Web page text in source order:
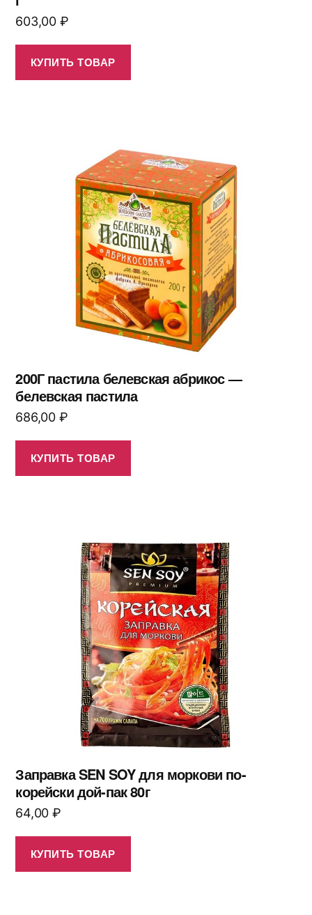
603,00 ₽
КУПИТЬ ТОВАР
200Г пастила белевская абрикос —
белевская пастила
686,00 ₽
КУПИТЬ ТОВАР
Заправка SEN SOY для моркови по-
корейски дой-пак 80г
64,00 ₽
КУПИТЬ ТОВАР